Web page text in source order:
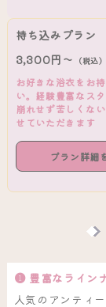
持ち込みプラン
3,300円～ （税込）
お好きな浴衣をお
い。経験豊富なス
崩れせず苦しくな
せていただきます
プラン詳細
❶ 豊富なライン
人気のアンティ